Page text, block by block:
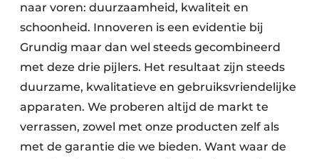
naar voren: duurzaamheid, kwaliteit en
schoonheid. Innoveren is een evidentie bij
Grundig maar dan wel steeds gecombineerd
met deze drie pijlers. Het resultaat zijn steeds
duurzame, kwalitatieve en gebruiksvriendelijke
apparaten. We proberen altijd de markt te
verrassen, zowel met onze producten zelf als
met de garantie die we bieden. Want waar de